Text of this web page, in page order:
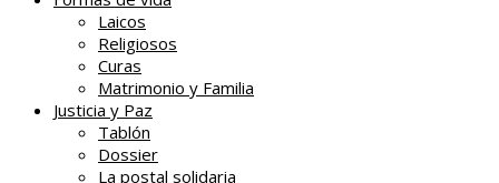
Laicos
Religiosos
Curas
Matrimonio y Familia
Justicia y Paz
Tablón
Dossier
La postal solidaria